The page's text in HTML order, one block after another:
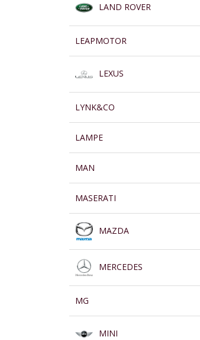
LAND ROVER
LEAPMOTOR
LEXUS
LYNK&CO
LAMPE
MAN
MASERATI
MAZDA
MERCEDES
MG
MINI